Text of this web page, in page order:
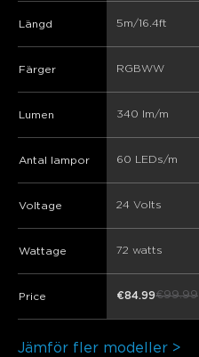
Längd 5m/16.4ft
Färger RGBWW
Lumen 340 lm/m
Antal lampor 60 LEDs/m
Voltage 24 Volts
Wattage 72 watts
Price €84.99€99.99
Jämför fler modeller >